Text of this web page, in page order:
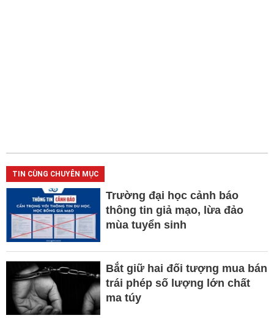
TIN CÙNG CHUYÊN MỤC
Trường đại học cảnh báo
thông tin giả mạo, lừa đảo
mùa tuyển sinh
Bắt giữ hai đối tượng mua bán
trái phép số lượng lớn chất
ma túy